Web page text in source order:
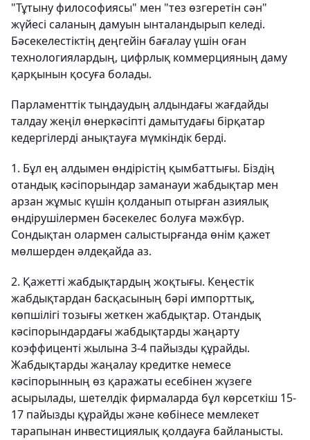
"Тұтыну философиясы" мен "тез өзгеретін сән"
жүйесі саланың дамуын ынталандырып келеді.
Бәсекелестіктің деңгейін бағалау үшін оған
технологиялардың, цифрлық коммерцияның даму
қарқынын қосуға болады.
Парламенттік тыңдаудың алдындағы жағдайды
талдау жеңіл өнеркәсіпті дамытудағы бірқатар
кедергілерді анықтауға мүмкіндік берді.
1. Бұл ең алдымен өндірістің қымбаттығы. Біздің
отандық кәсіпорындар заманауи жабдықтар мен
арзан жұмыс күшін қолданып отырған азиялық
өндірушілермен бәсекелес болуға мәжбүр.
Сондықтан олармен салыстырғанда өнім қажет
мөлшерден әлдеқайда аз.
2. Қажетті жабдықтардың жоқтығы. Кеңестік
жабдықтардан басқасының бәрі импорттық,
көпшілігі тозығы жеткен жабдықтар. Отандық
кәсіпорындардағы жабдықтарды жаңарту
коэффиценті жылына 3-4 пайызды құрайды.
Жабдықтарды жаңалау кредитке немесе
кәсіпорынның өз қаражаты есебінен жүзеге
асырылады, шетелдік фирмаларда бұл көрсеткіш 15-
17 пайызды құрайды және көбінесе мемлекет
тарапынан инвестициялық қолдауға байланысты.